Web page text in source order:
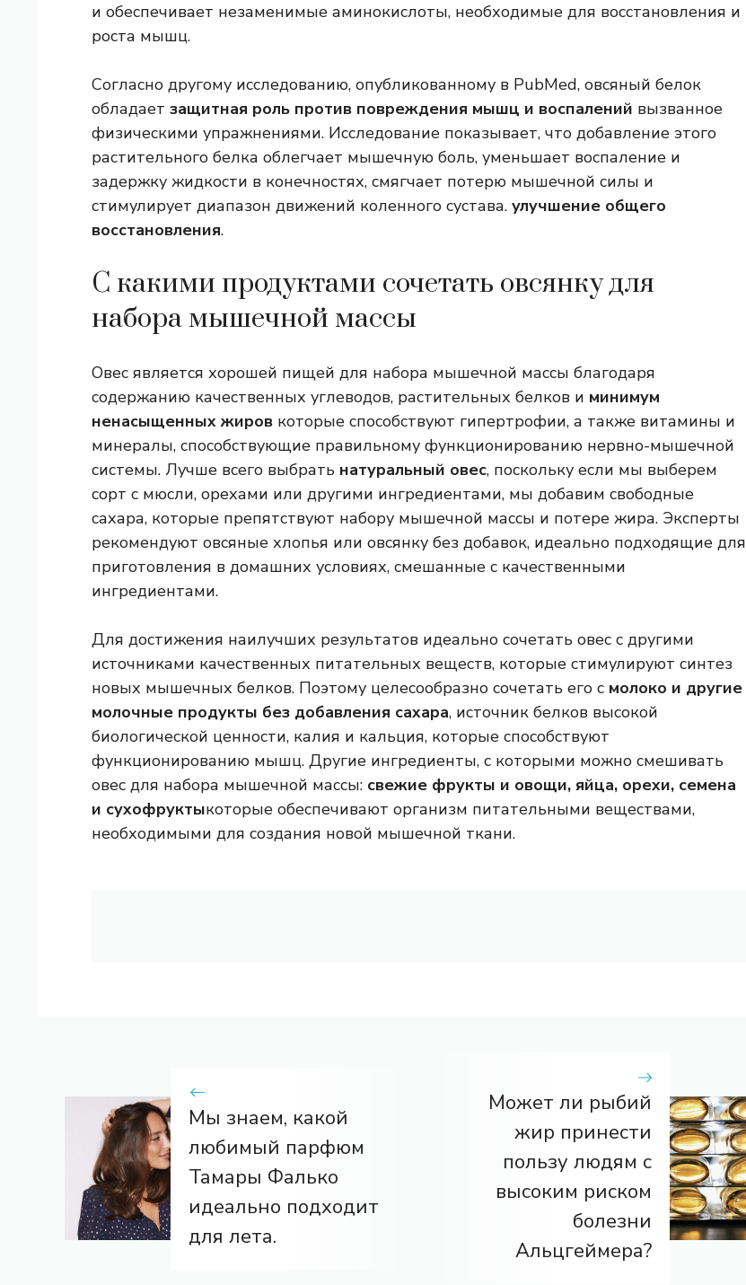
и обеспечивает незаменимые аминокислоты, необходимые для восстановления и
роста мышц.
Согласно другому исследованию, опубликованному в PubMed, овсяный белок
обладает защитная роль против повреждения мышц и воспалений вызванное
физическими упражнениями. Исследование показывает, что добавление этого
растительного белка облегчает мышечную боль, уменьшает воспаление и
задержку жидкости в конечностях, смягчает потерю мышечной силы и
стимулирует диапазон движений коленного сустава. улучшение общего
восстановления.
С какими продуктами сочетать овсянку для
набора мышечной массы
Овес является хорошей пищей для набора мышечной массы благодаря
содержанию качественных углеводов, растительных белков и минимум
ненасыщенных жиров которые способствуют гипертрофии, а также витамины и
минералы, способствующие правильному функционированию нервно-мышечной
системы. Лучше всего выбрать натуральный овес, поскольку если мы выберем
сорт с мюсли, орехами или другими ингредиентами, мы добавим свободные
сахара, которые препятствуют набору мышечной массы и потере жира. Эксперты
рекомендуют овсяные хлопья или овсянку без добавок, идеально подходящие для
приготовления в домашних условиях, смешанные с качественными
ингредиентами.
Для достижения наилучших результатов идеально сочетать овес с другими
источниками качественных питательных веществ, которые стимулируют синтез
новых мышечных белков. Поэтому целесообразно сочетать его с молоко и другие
молочные продукты без добавления сахара, источник белков высокой
биологической ценности, калия и кальция, которые способствуют
функционированию мышц. Другие ингредиенты, с которыми можно смешивать
овес для набора мышечной массы: свежие фрукты и овощи, яйца, орехи, семена
и сухофруктыкоторые обеспечивают организм питательными веществами,
необходимыми для создания новой мышечной ткани.
Мы знаем, какой
любимый парфюм
Тамары Фалько
идеально подходит
для лета.
Может ли рыбий
жир принести
пользу людям с
высоким риском
болезни
Альцгеймера?